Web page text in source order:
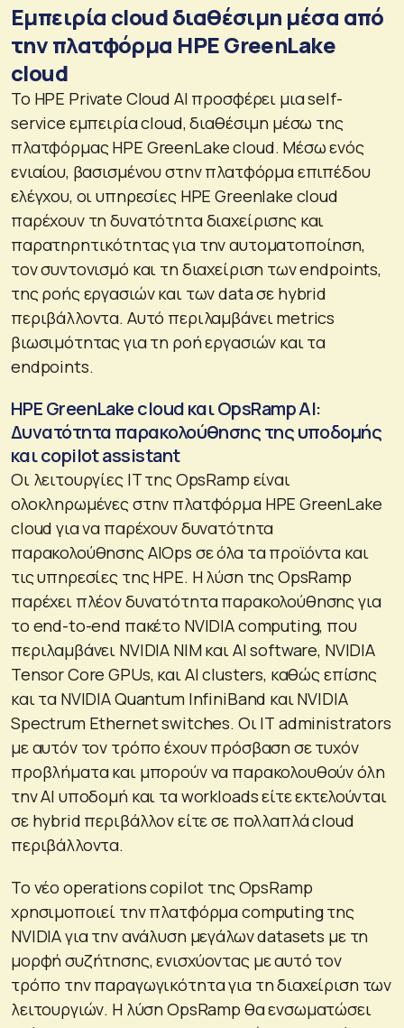
Εμπειρία cloud διαθέσιμη μέσα από
την πλατφόρμα HPE GreenLake
cloud
Το HPE Private Cloud AI προσφέρει μια self-
service εμπειρία cloud, διαθέσιμη μέσω της
πλατφόρμας HPE GreenLake cloud. Μέσω ενός
ενιαίου, βασισμένου στην πλατφόρμα επιπέδου
ελέγχου, οι υπηρεσίες HPE Greenlake cloud
παρέχουν τη δυνατότητα διαχείρισης και
παρατηρητικότητας για την αυτοματοποίηση,
τον συντονισμό και τη διαχείριση των endpoints,
της ροής εργασιών και των data σε hybrid
περιβάλλοντα. Αυτό περιλαμβάνει metrics
βιωσιμότητας για τη ροή εργασιών και τα
endpoints.
HPE GreenLake cloud και OpsRamp AI:
Δυνατότητα παρακολούθησης της υποδομής
και copilot assistant
Οι λειτουργίες IT της OpsRamp είναι
ολοκληρωμένες στην πλατφόρμα HPE GreenLake
cloud για να παρέχουν δυνατότητα
παρακολούθησης AIOps σε όλα τα προϊόντα και
τις υπηρεσίες της HPE. Η λύση της OpsRamp
παρέχει πλέον δυνατότητα παρακολούθησης για
το end-to-end πακέτο NVIDIA computing, που
περιλαμβάνει NVIDIA NIM και AI software, NVIDIA
Tensor Core GPUs, και AI clusters, καθώς επίσης
και τα NVIDIA Quantum InfiniBand και NVIDIA
Spectrum Ethernet switches. Οι ΙΤ administrators
με αυτόν τον τρόπο έχουν πρόσβαση σε τυχόν
προβλήματα και μπορούν να παρακολουθούν όλη
την ΑΙ υποδομή και τα workloads είτε εκτελούνται
σε hybrid περιβάλλον είτε σε πολλαπλά cloud
περιβάλλοντα.
Το νέο operations copilot της OpsRamp
χρησιμοποιεί την πλατφόρμα computing της
NVIDIA για την ανάλυση μεγάλων datasets με τη
μορφή συζήτησης, ενισχύοντας με αυτό τον
τρόπο την παραγωγικότητα για τη διαχείριση των
λειτουργιών. Η λύση OpsRamp θα ενσωματώσει